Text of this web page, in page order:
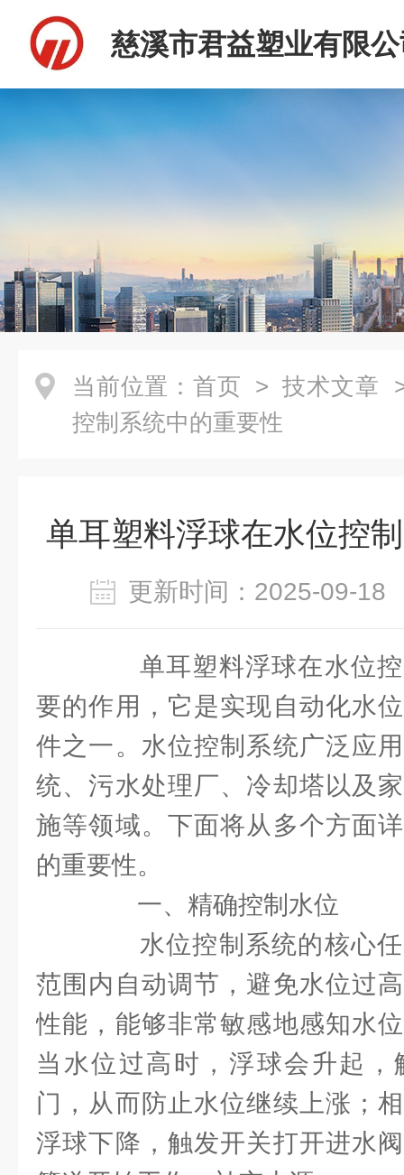
慈溪市君益塑业有限
当前位置： 首页 > 技术文章
控制系统中的重要性
单耳塑料浮球在水位控
更新时间：2025-09-
单耳塑料浮球在水位控
要的作用，它是实现自动化水
件之一。水位控制系统广泛应
统、污水处理厂、冷却塔以及
施等领域。下面将从多个方面
的重要性。
一、精确控制水位
水位控制系统的核心任
范围内自动调节，避免水位过
性能，能够非常敏感地感知水
当水位过高时，浮球会升起
门，从而防止水位继续上涨；
浮球下降，触发开关打开进水